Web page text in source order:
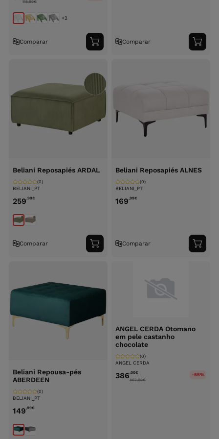
118.99€
+2
Comparar
Adicionar
ao
Comparar
ao
Beliani Reposapiés ARDAL
BELIANI_PT
(0)
259,99€
Comparar
Adicionar
ao
Beliani Reposapiés ALNES
BELIANI_PT
(0)
169,99€
Comparar
ao
Beliani Repousa-pés
ABERDEEN
BELIANI_PT
(0)
149,99€
ANGEL CERDA Otomano
em pele castanho
chocolate
ANGEL CERDA
(0)
386 ,00€
862.00€
-55%